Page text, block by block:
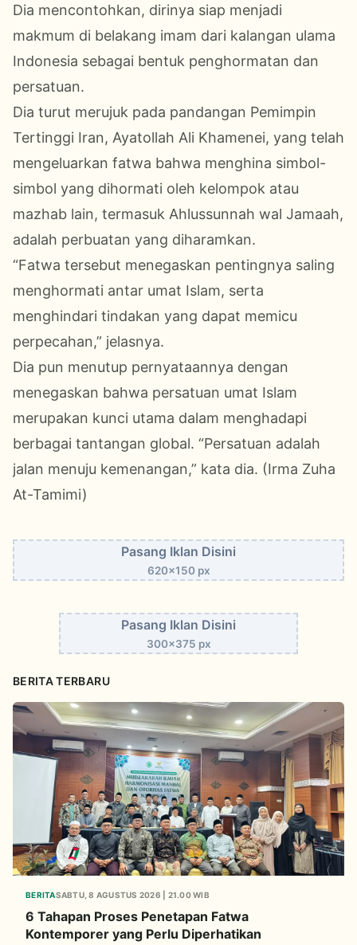
Dia mencontohkan, dirinya siap menjadi
makmum di belakang imam dari kalangan ulama
Indonesia sebagai bentuk penghormatan dan
persatuan.
Dia turut merujuk pada pandangan Pemimpin
Tertinggi Iran, Ayatollah Ali Khamenei, yang telah
mengeluarkan fatwa bahwa menghina simbol-
simbol yang dihormati oleh kelompok atau
mazhab lain, termasuk Ahlussunnah wal Jamaah,
adalah perbuatan yang diharamkan.
“Fatwa tersebut menegaskan pentingnya saling
menghormati antar umat Islam, serta
menghindari tindakan yang dapat memicu
perpecahan,” jelasnya.
Dia pun menutup pernyataannya dengan
menegaskan bahwa persatuan umat Islam
merupakan kunci utama dalam menghadapi
berbagai tantangan global. “Persatuan adalah
jalan menuju kemenangan,” kata dia. (Irma Zuha
At-Tamimi)
Pasang Iklan Disini
620x150 px
Pasang Iklan Disini
300x375 px
BERITA TERBARU
BERITASABTU, 8 AGUSTUS 2026 | 21.00 WIB
6 Tahapan Proses Penetapan Fatwa
Kontemporer yang Perlu Diperhatikan